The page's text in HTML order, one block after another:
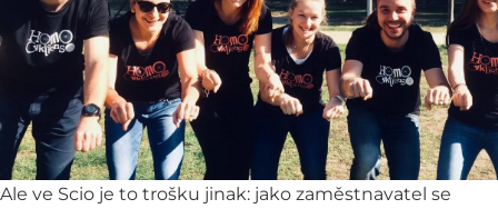
Ale ve Scio je to trošku jinak: jako zaměstnavatel se